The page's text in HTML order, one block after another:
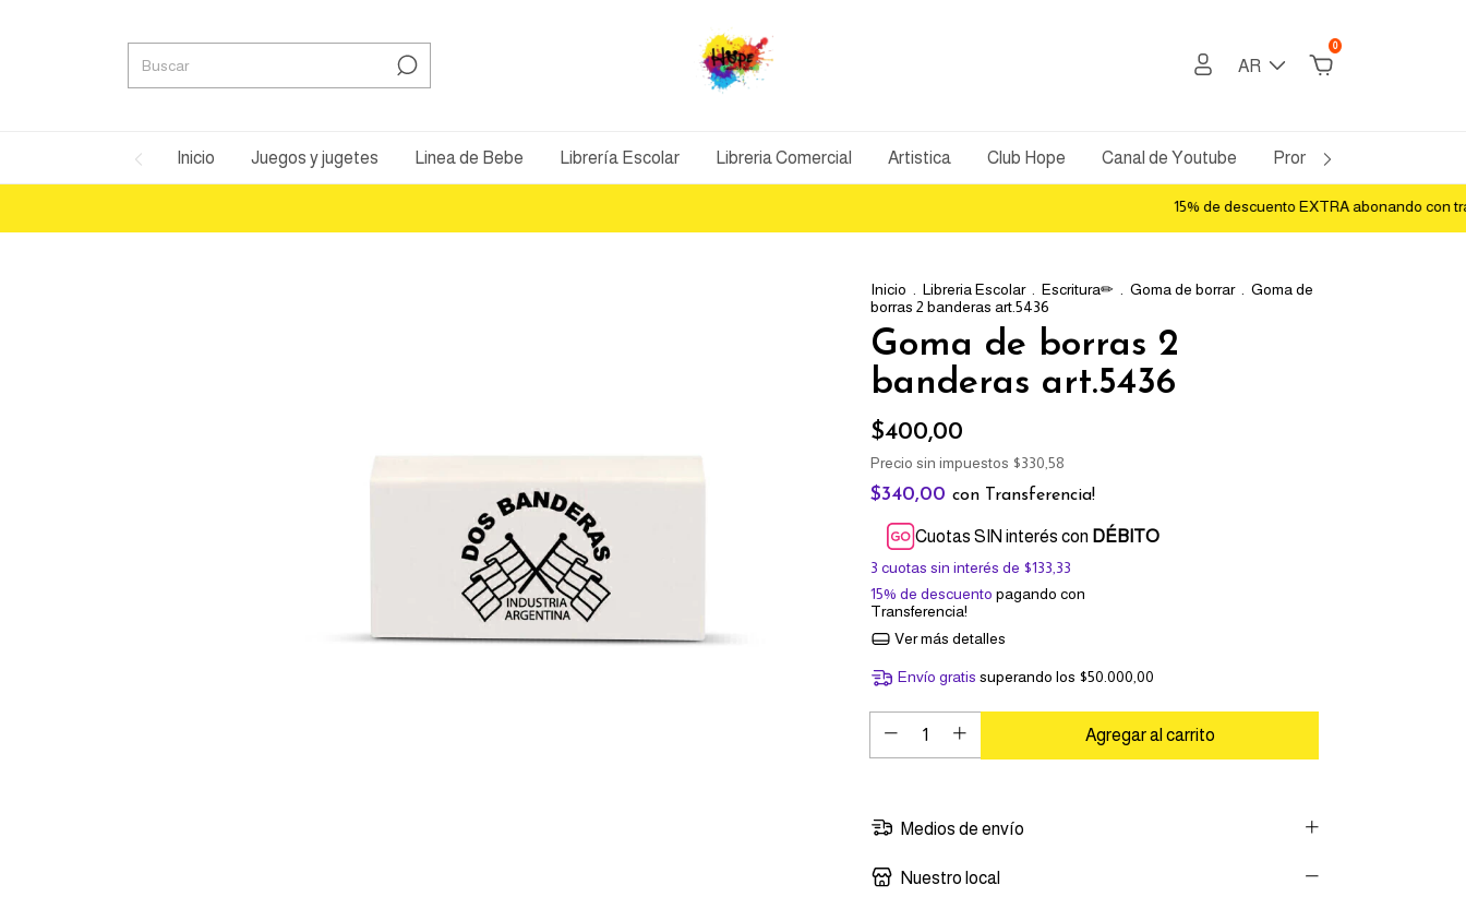
AR
0
Inicio Juegos y jugetes Linea de Bebe Librería Escolar Libreria Comercial Artistica Club Hope Canal de Youtube Promos Bancarias
15% de descuento EXTRA abonando con
Inicio Libreria Escolar Escritura✏ Goma de borrar
Goma de
borras 2 banderas art.5436
Goma de borras 2
banderas art.5436
$400,00
Precio sin impuestos $330,58
$340,00 con Transferencia!
Cuotas SIN interés con DÉBITO
3 cuotas sin interés de $133,33
15% de descuento pagando con
Transferencia!
Ver más detalles
Envío gratis superando los $50.000,00
Medios de envío
Nuestro local